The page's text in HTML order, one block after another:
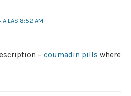
LAS 8:52 AM
– coumadin pills where